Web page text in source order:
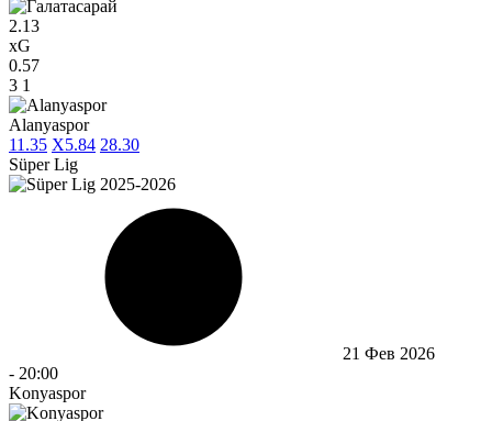
2.13
xG
0.57
3 1
Alanyaspor
11.35 X5.84 28.30
Süper Lig
21 Фев 2026
- 20:00
Konyaspor